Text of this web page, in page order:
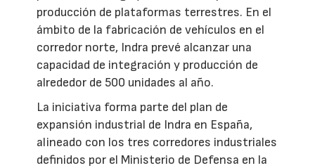
producción de plataformas terrestres. En el
ámbito de la fabricación de vehículos en el
corredor norte, Indra prevé alcanzar una
capacidad de integración y producción de
alrededor de 500 unidades al año.
La iniciativa forma parte del plan de
expansión industrial de Indra en España,
alineado con los tres corredores industriales
definidos por el Ministerio de Defensa en la